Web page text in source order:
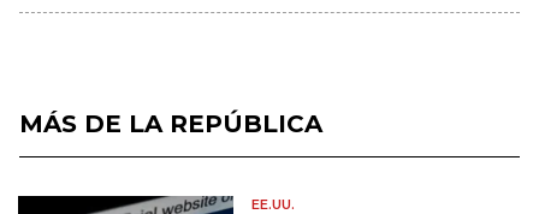
MÁS DE LA REPÚBLICA
EE.UU.